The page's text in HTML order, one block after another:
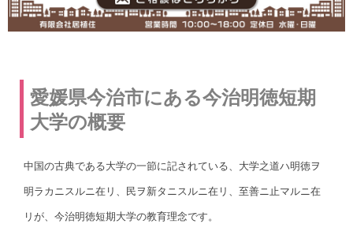
愛媛県今治市にある今治明徳短期
大学の概要
中国の古典である大学の一節に記されている、大学之道ハ明徳ヲ
明ラカニスルニ在リ、民ヲ新タニスルニ在リ、至善ニ止マルニ在
リが、今治明徳短期大学の教育理念です。